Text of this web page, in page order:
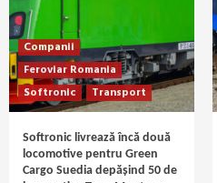
Companii
Feroviar Romania
Softronic
Transport
Softronic livrează încă două
locomotive pentru Green
Cargo Suedia depășind 50 de